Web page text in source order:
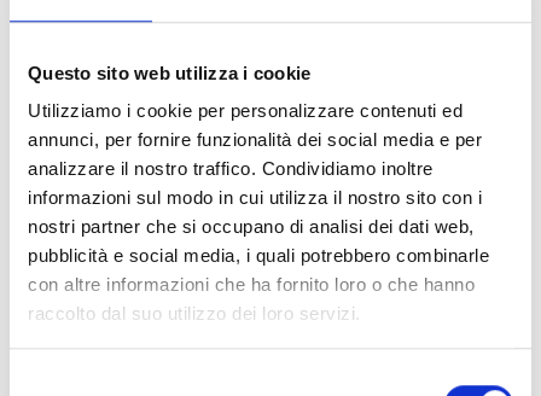
Questo sito web utilizza i cookie
Utilizziamo i cookie per personalizzare contenuti ed
annunci, per fornire funzionalità dei social media e per
analizzare il nostro traffico. Condividiamo inoltre
informazioni sul modo in cui utilizza il nostro sito con i
nostri partner che si occupano di analisi dei dati web,
pubblicità e social media, i quali potrebbero combinarle
con altre informazioni che ha fornito loro o che hanno
raccolto dal suo utilizzo dei loro servizi.
0066761
Collare Titan HD cG M12 194
Per visualizzare i prezzi e acquistare, devi
effettuare il login.